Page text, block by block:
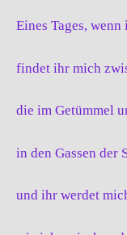
Eines Tages,
findet ihr mich
die im Getümmel
in den Gassen der
und ihr werdet